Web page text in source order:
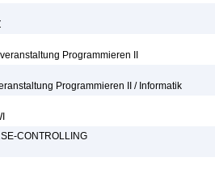
Programmieren II
Programmieren II / Informatik
CONTROLLING